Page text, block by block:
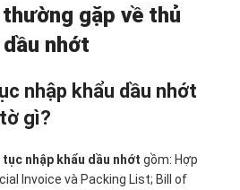
thường gặp về thủ
nhớt
nhập khẩu dầu nhớt
gì?
tục nhập khẩu dầu nhớt gồm: Hợp
Invoice và Packing List; Bill of